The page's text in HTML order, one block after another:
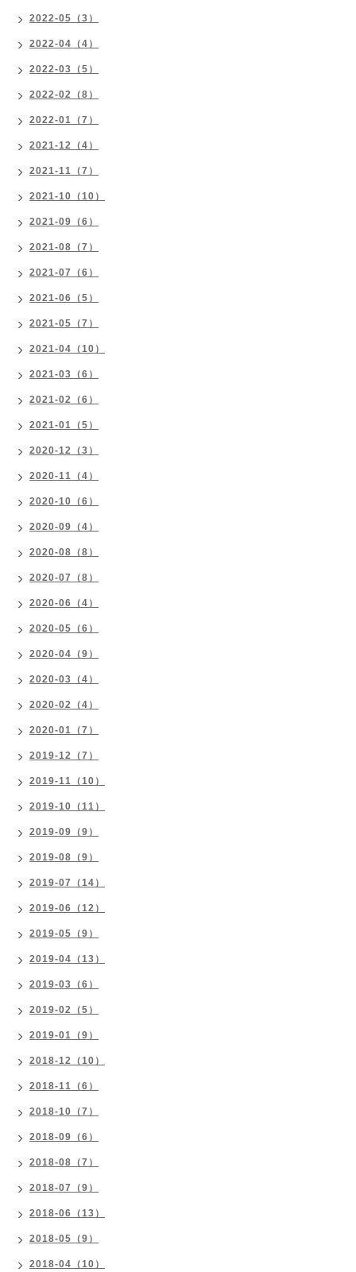
2022-05（3）
2022-04（4）
2022-03（5）
2022-02（8）
2022-01（7）
2021-12（4）
2021-11（7）
2021-10（10）
2021-09（6）
2021-08（7）
2021-07（6）
2021-06（5）
2021-05（7）
2021-04（10）
2021-03（6）
2021-02（6）
2021-01（5）
2020-12（3）
2020-11（4）
2020-10（6）
2020-09（4）
2020-08（8）
2020-07（8）
2020-06（4）
2020-05（6）
2020-04（9）
2020-03（4）
2020-02（4）
2020-01（7）
2019-12（7）
2019-11（10）
2019-10（11）
2019-09（9）
2019-08（9）
2019-07（14）
2019-06（12）
2019-05（9）
2019-04（13）
2019-03（6）
2019-02（5）
2019-01（9）
2018-12（10）
2018-11（6）
2018-10（7）
2018-09（6）
2018-08（7）
2018-07（9）
2018-06（13）
2018-05（9）
2018-04（10）